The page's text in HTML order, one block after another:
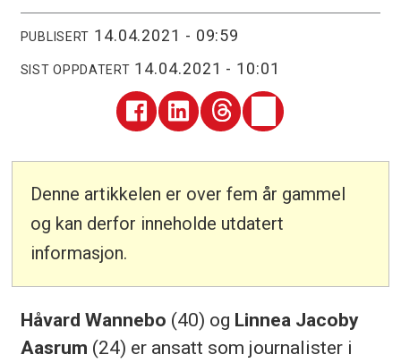
PUBLISERT 14.04.2021 - 09:59
SIST OPPDATERT 14.04.2021 - 10:01
Denne artikkelen er over fem år gammel
og kan derfor inneholde utdatert
informasjon.
Håvard Wannebo (40) og Linnea Jacoby
Aasrum (24) er ansatt som journalister i